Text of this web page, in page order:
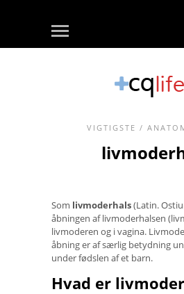
VIGTIGSTE /
Som livmoderhals(Latin.
åbningen af ​​livmoderhalsen
livmoderen og i vagina.
åbning er af særlig betydning
under fødslen af ​​et barn.
Hvad er